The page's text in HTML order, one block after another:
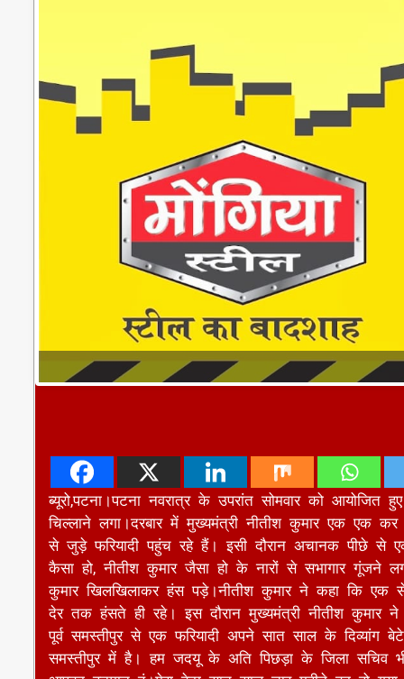
चिल्लाने लगा।दरबार में मुख्यमंत्री नीतीश कुमार एक एक
से जुड़े फरियादी पहुंच रहे हैं। इसी दौरान अचानक पीछे से
कैसा हो, नीतीश कुमार जैसा हो के नारों से सभागार गूंजने
कुमार खिलखिलाकर हंस पड़े।नीतीश कुमार ने कहा कि एक से
देर तक हंसते ही रहे। इस दौरान मुख्यमंत्री नीतीश कुमार
पूर्व समस्तीपुर से एक फरियादी अपने सात साल के दिव्यांग
समस्तीपुर में है। हम जदयू के अति पिछड़ा के जिला
आपका हनुमान हूं।मेरा बेटा सात साल चार महीने का हो
स्वास्थ्य विभाग के पास भेज दिया।